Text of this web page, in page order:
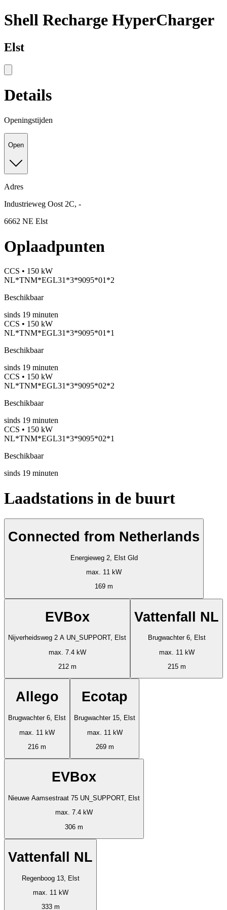
Shell Recharge HyperCharger
Elst
Details
Openingstijden
Open
Adres
Industrieweg Oost 2C, -
6662 NE Elst
Oplaadpunten
CCS • 150 kW
NL*TNM*EGL31*3*9095*01*2
Beschikbaar
sinds 19 minuten
CCS • 150 kW
NL*TNM*EGL31*3*9095*01*1
Beschikbaar
sinds 19 minuten
CCS • 150 kW
NL*TNM*EGL31*3*9095*02*2
Beschikbaar
sinds 19 minuten
CCS • 150 kW
NL*TNM*EGL31*3*9095*02*1
Beschikbaar
sinds 19 minuten
Laadstations in de buurt
Connected from Netherlands
Energieweg 2, Elst Gld
max. 11 kW
169 m
EVBox
Nijverheidsweg 2 A UN_SUPPORT, Elst
max. 7.4 kW
212 m
Vattenfall NL
Brugwachter 6, Elst
max. 11 kW
215 m
Allego
Brugwachter 6, Elst
max. 11 kW
216 m
Ecotap
Brugwachter 15, Elst
max. 11 kW
269 m
EVBox
Nieuwe Aamsestraat 75 UN_SUPPORT, Elst
max. 7.4 kW
306 m
Vattenfall NL
Regenboog 13, Elst
max. 11 kW
333 m